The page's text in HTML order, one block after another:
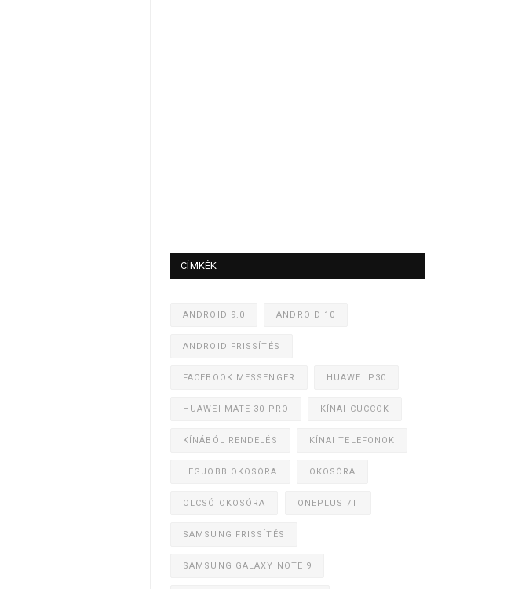
CÍMKÉK
ANDROID 9.0 ANDROID 10
ANDROID FRISSÍTÉS
FACEBOOK MESSENGER HUAWEI P30
HUAWEI MATE 30 PRO KÍNAI CUCCOK
KÍNÁBÓL RENDELÉS KÍNAI TELEFONOK
LEGJOBB OKOSÓRA OKOSÓRA
OLCSÓ OKOSÓRA ONEPLUS 7T
SAMSUNG FRISSÍTÉS
SAMSUNG GALAXY NOTE 9